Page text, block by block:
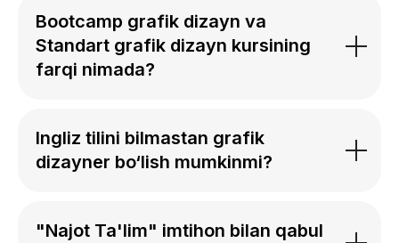
Bootcamp grafik dizayn va
Standart grafik dizayn kursining
farqi nimada?
Ingliz tilini bilmastan grafik
dizayner bo‘lish mumkinmi?
"Najot Ta'lim" imtihon bilan qabul